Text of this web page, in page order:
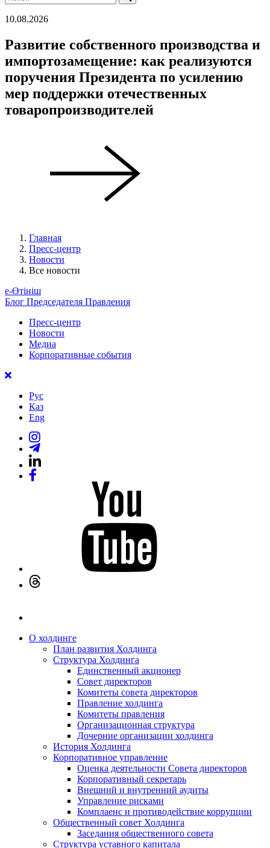
10.08.2026
Развитие собственного производства и
импортозамещение: как реализуются
поручения Президента по усилению
мер поддержки отечественных
товаропроизводителей
Главная
Пресс-центр
Новости
Все новости
е-Өтініш
Блог Председателя Правления
Пресс-центр
Новости
Медиа
Корпоративные события
Рус
Қаз
Eng
О холдинге
План развития Холдинга
Структура Холдинга
Единственный акционер
Совет директоров
Комитеты совета директоров
Правление холдинга
Комитеты правления
Организационная структура
Дочерние организации холдинга
История Холдинга
Корпоративное управление
Оценка деятельности Совета директоров
Корпоративный секретарь
Внешний и внутренний аудиты
Управление рисками
Комплаенс и противодействие коррупции
Общественный совет Холдинга
Заседания общественного совета
Структура уставного капитала